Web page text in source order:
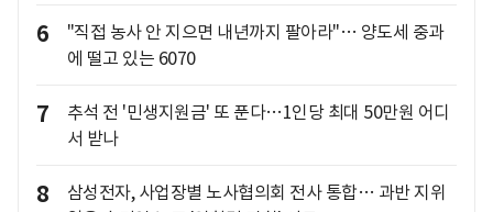
6
"직접 농사 안 지으면 내년까지 팔아라"… 양도세 중과
에 떨고 있는 6070
7
추석 전 '민생지원금' 또 푼다…1인당 최대 50만원 어디
서 받나
8
삼성전자, 사업장별 노사협의회 전사 통합… 과반 지위